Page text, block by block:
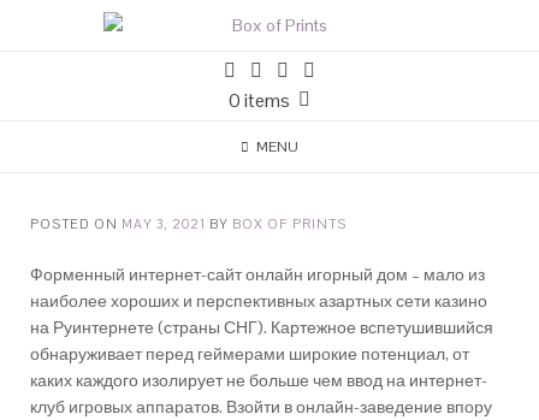
0 items
MENU
POSTED ON MAY 3, 2021 BY BOX OF PRINTS
Форменный интернет-сайт онлайн игорный дом – мало из
наиболее хороших и перспективных азартных сети казино
на Руинтернете (страны СНГ). Картежное вспетушившийся
обнаруживает перед геймерами широкие потенциал, от
каких каждого изолирует не больше чем ввод на интернет-
клуб игровых аппаратов. Взойти в онлайн-заведение впору